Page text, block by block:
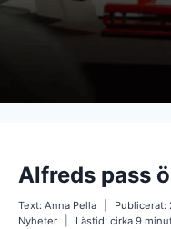
Alfreds pass
Text: Anna Pella Publicerat:
Nyheter
Lästid: cirka 9